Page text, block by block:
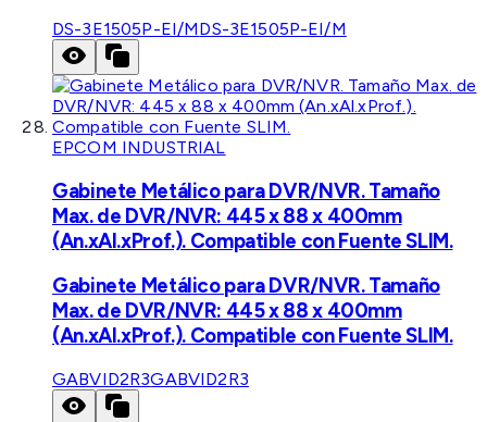
DS-3E1505P-EI/MDS-3E1505P-EI/M
EPCOM INDUSTRIAL
Gabinete Metálico para DVR/NVR. Tamaño
Max. de DVR/NVR: 445 x 88 x 400mm
(An.xAl.xProf.). Compatible con Fuente SLIM.
Gabinete Metálico para DVR/NVR. Tamaño
Max. de DVR/NVR: 445 x 88 x 400mm
(An.xAl.xProf.). Compatible con Fuente SLIM.
GABVID2R3GABVID2R3